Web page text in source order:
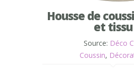
Housse de
et tissu
Source: Déco
Coussin,